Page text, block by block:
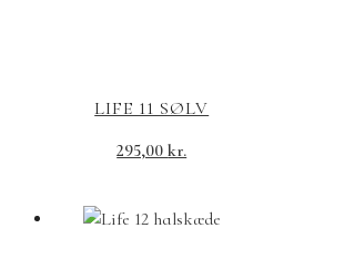
LIFE 11 SØLV
295,00kr.